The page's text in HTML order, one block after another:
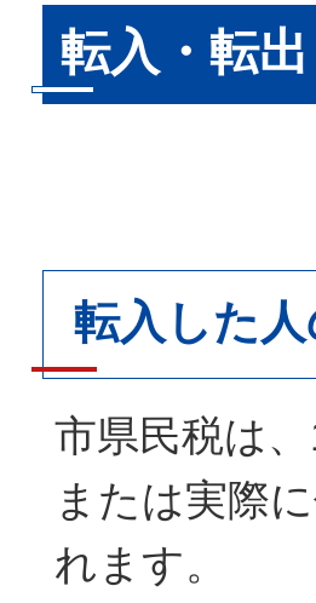
転入・転
転入した
市県民税は
または実際
れます。